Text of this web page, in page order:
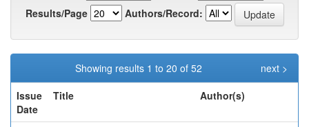
Results/Page
Authors/Record:
Showing results 1 to 20 of 52
next >
Issue
Date
Title Author(s)